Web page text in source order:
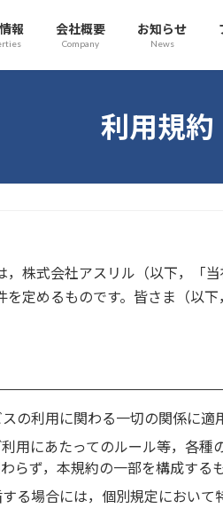
報 会社概要
Company
お知らせ
News
利用規約
株式会社アスリル（以下，「
を定めるものです。皆さま（以
の利用に関わる一切の関係に適
用にあたってのルール等，各
らず，本規約の一部を構成するも
る場合には，個別規定におい